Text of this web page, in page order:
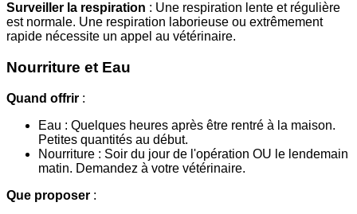
Surveiller la respiration : Une respiration lente et régulière
est normale. Une respiration laborieuse ou extrêmement
rapide nécessite un appel au vétérinaire.
Nourriture et Eau
Quand offrir :
Eau : Quelques heures après être rentré à la maison.
Petites quantités au début.
Nourriture : Soir du jour de l'opération OU le lendemain
matin. Demandez à votre vétérinaire.
Que proposer :